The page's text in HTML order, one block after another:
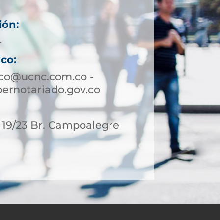
-
23 Br. Campoalegre